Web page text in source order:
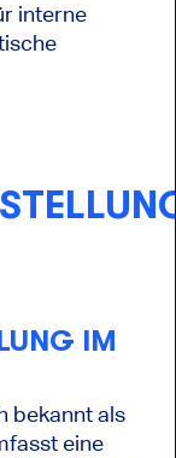
interne
IM
bekannt als
eine